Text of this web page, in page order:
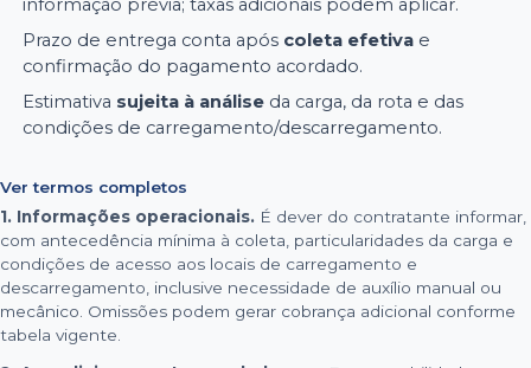
informação prévia; taxas adicionais podem aplicar.
Prazo de entrega conta após coleta efetiva e
confirmação do pagamento acordado.
Estimativa sujeita à análise da carga, da rota e das
condições de carregamento/descarregamento.
Ver termos completos
1. Informações operacionais. É dever do contratante informar,
com antecedência mínima à coleta, particularidades da carga e
condições de acesso aos locais de carregamento e
descarregamento, inclusive necessidade de auxílio manual ou
mecânico. Omissões podem gerar cobrança adicional conforme
tabela vigente.